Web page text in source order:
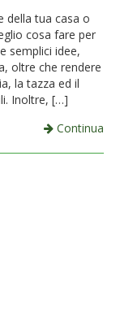
della tua casa o
cosa fare per
semplici idee,
oltre che rendere
la tazza ed il
Inoltre, […]
Continua